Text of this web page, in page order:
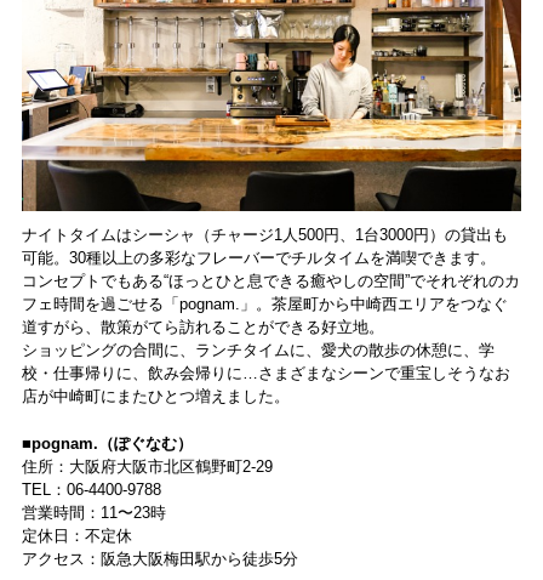
ナイトタイムはシーシャ（チャージ1人500円、1台3000円）の貸出も
可能。30種以上の多彩なフレーバーでチルタイムを満喫できます。
コンセプトでもある“ほっとひと息できる癒やしの空間”でそれぞれのカ
フェ時間を過ごせる「pognam.」。茶屋町から中崎西エリアをつなぐ
道すがら、散策がてら訪れることができる好立地。
ショッピングの合間に、ランチタイムに、愛犬の散歩の休憩に、学
校・仕事帰りに、飲み会帰りに…さまざまなシーンで重宝しそうなお
店が中崎町にまたひとつ増えました。
■pognam.（ぽぐなむ）
住所：大阪府大阪市北区鶴野町2-29
TEL：06-4400-9788
営業時間：11〜23時
定休日：不定休
アクセス：阪急大阪梅田駅から徒歩5分